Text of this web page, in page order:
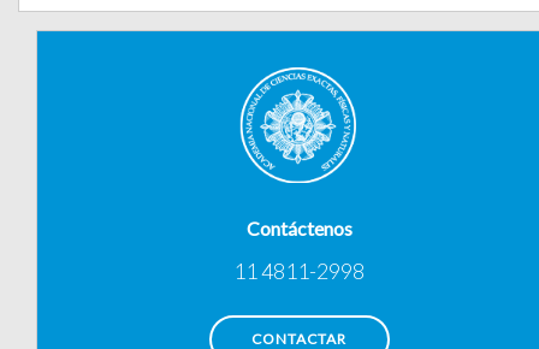
Contáctenos
11 4811-2998
CONTACTAR